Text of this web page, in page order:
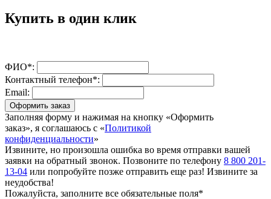
Купить в один клик
ФИО*:
Контактный телефон*:
Email:
Оформить заказ
Заполняя форму и нажимая на кнопку «Оформить
заказ», я соглашаюсь с «Политикой
конфиденциальности»
Извините, но произошла ошибка во время отправки вашей
заявки на обратный звонок. Позвоните по телефону 8 800 201-
13-04 или попробуйте позже отправить еще раз! Извините за
неудобства!
Пожалуйста, заполните все обязательные поля*